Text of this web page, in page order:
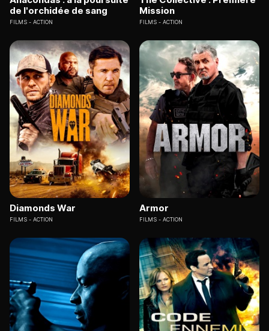
de l'orchidée de sang
FILMS ACTION
Mission
FILMS ACTION
Diamonds War
FILMS ACTION
Armor
FILMS ACTION